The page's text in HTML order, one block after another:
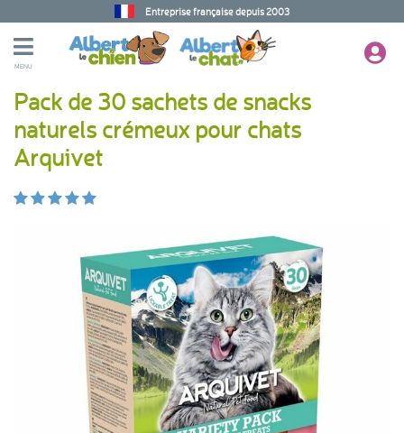
Entreprise française depuis 2003
MENU
Pack de 30 sachets de snacks
naturels crémeux pour chats
Arquivet